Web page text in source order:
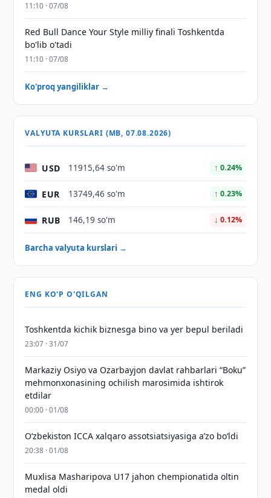
11:10 · 07/08
Red Bull Dance Your Style milliy finali Toshkentda
bo'lib o'tadi
11:10 · 07/08
Ko'proq yangiliklar →
VALYUTA KURSLARI (MB, 07.08.2026)
USD 11915,64 so'm ↑ 0.24%
EUR 13749,46 so'm ↑ 0.23%
RUB 146,19 so'm ↓ 0.12%
Barcha valyuta kurslari →
ENG KO'P O'QILGAN
Toshkentda kichik biznesga bino va yer bepul beriladi
23:07 · 31/07
Markaziy Osiyo va Ozarbayjon davlat rahbarlari “Boku”
mehmonxonasining ochilish marosimida ishtirok
etdilar
00:00 · 01/08
O‘zbekiston ICCA xalqaro assotsiatsiyasiga aʼzo bo‘ldi
20:38 · 01/08
Muxlisa Masharipova U17 jahon chempionatida oltin
medal oldi